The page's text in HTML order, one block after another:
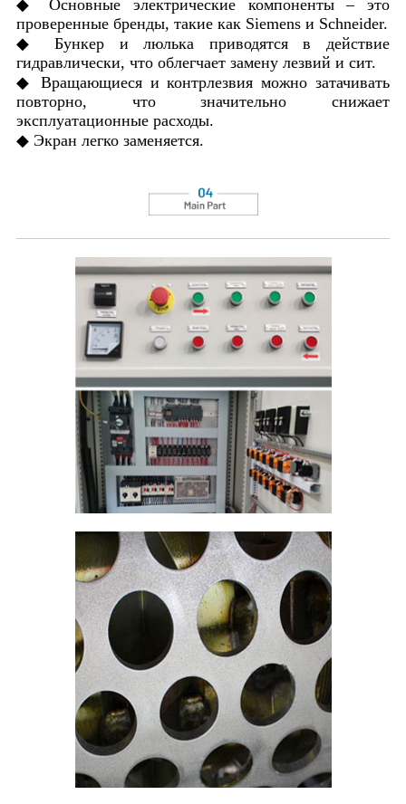
◆ Основные электрические компоненты – это
проверенные бренды, такие как Siemens и Schneider.
◆ Бункер и люлька приводятся в действие
гидравлически, что облегчает замену лезвий и сит.
◆ Вращающиеся и контрлезвия можно затачивать
повторно, что значительно снижает
эксплуатационные расходы.
◆ Экран легко заменяется.